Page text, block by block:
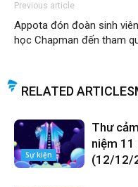
Previous article
Appota đón đoàn sinh
học Chapman đến tham
RELATED ARTICLES
Sự kiện
Thư
niệm 11
(12/12/